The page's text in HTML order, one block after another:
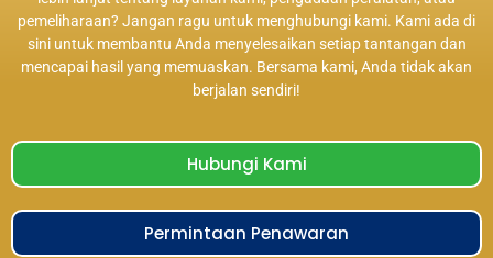
pemeliharaan? Jangan ragu untuk menghubungi kami. Kami ada di
sini untuk membantu Anda menyelesaikan setiap tantangan dan
mencapai hasil yang memuaskan. Bersama kami, Anda tidak akan
berjalan sendiri!
Hubungi Kami
Permintaan Penawaran